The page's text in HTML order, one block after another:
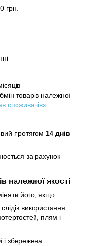
грн.
товарів належної
споживачів».
протягом 14 днів
за рахунок
належної якості
його, якщо:
використання
плям і
і збережена